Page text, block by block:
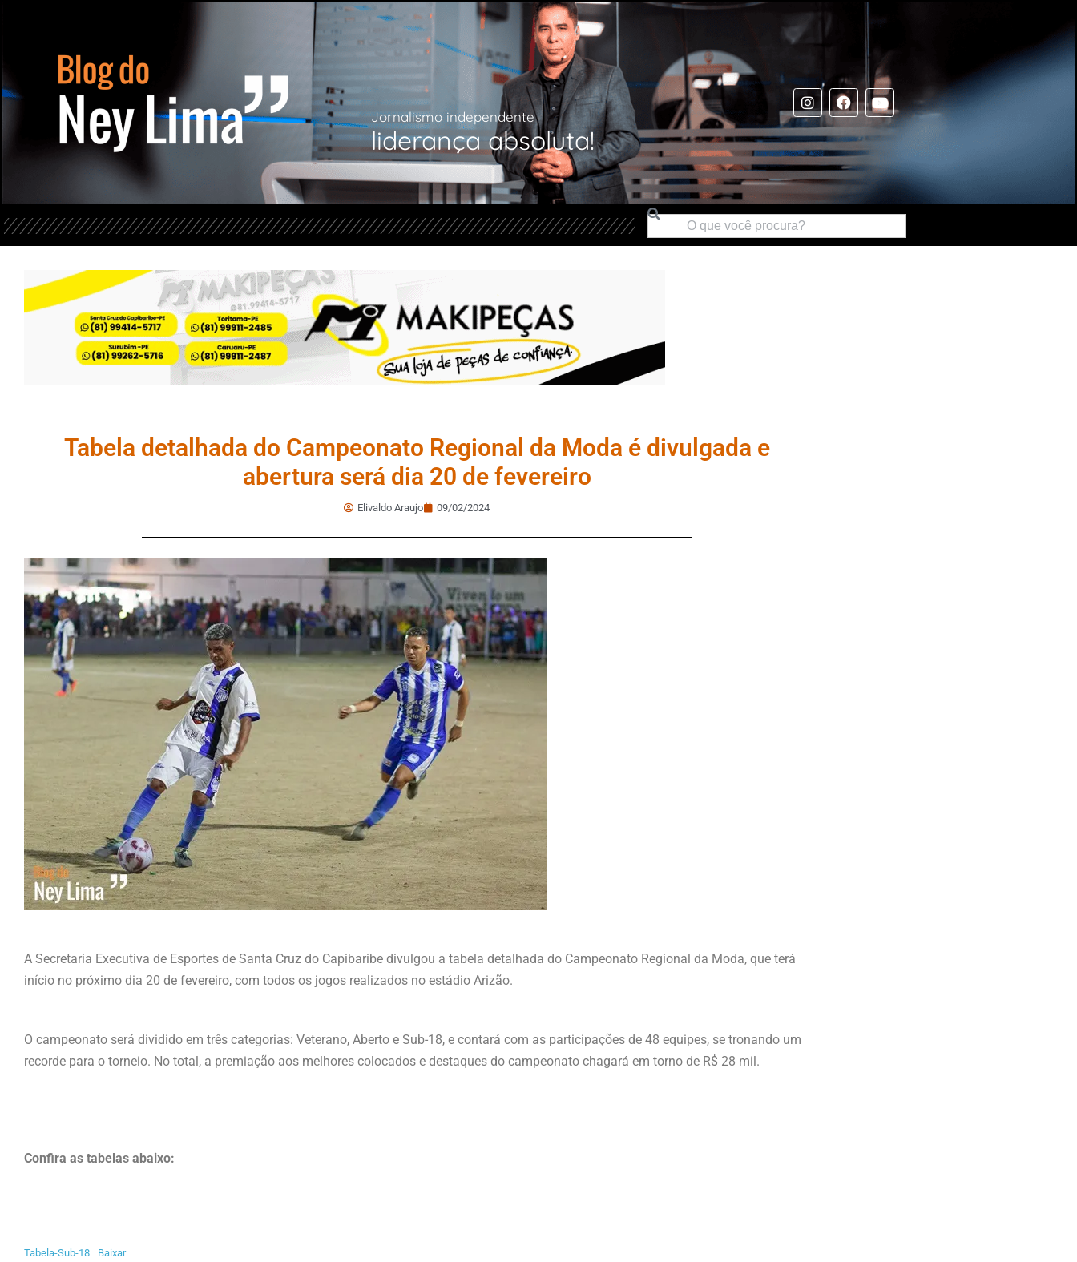
Jornalismo independente
liderança absoluta!
Tabela detalhada do Campeonato Regional da Moda é divulgada e
abertura será dia 20 de fevereiro
Elivaldo Araujo 09/02/2024
A Secretaria Executiva de Esportes de Santa Cruz do Capibaribe divulgou a tabela detalhada do Campeonato Regional da Moda, que terá
início no próximo dia 20 de fevereiro, com todos os jogos realizados no estádio Arizão.
O campeonato será dividido em três categorias: Veterano, Aberto e Sub-18, e contará com as participações de 48 equipes, se tronando um
recorde para o torneio. No total, a premiação aos melhores colocados e destaques do campeonato chagará em torno de R$ 28 mil.
Confira as tabelas abaixo:
Tabela-Sub-18
Baixar